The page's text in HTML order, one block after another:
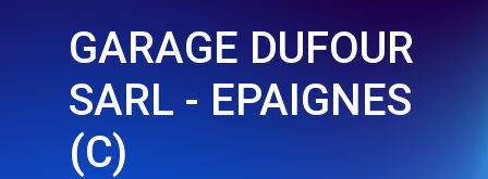
GARAGE DUFOUR
SARL - EPAIGNES
(C)